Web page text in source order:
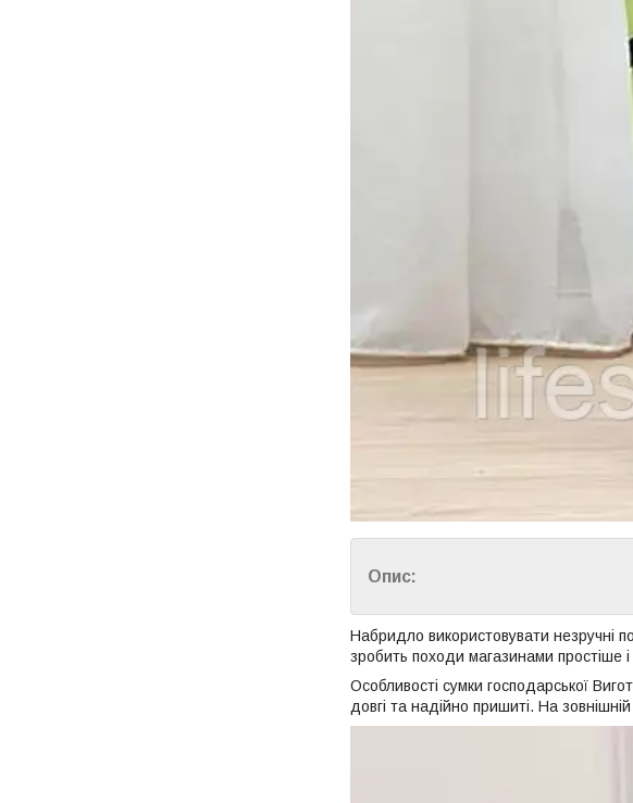
Опис:
Набридло використовувати незручні
зробить походи магазинами простіше
Особливості сумки господарської
довгі та надійно пришиті. На